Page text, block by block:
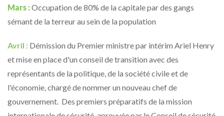
Mars :Occupation de 80% de la capitale par des gangs
sémant de la terreur au sein de la population
Avril : Démission du Premier ministre par intérim Ariel Henry
et mise en place d'un conseil de transition avec des
représentants de la politique, de la société civile et de
l'économie, chargé de nommer un nouveau chef de
gouvernement. Des premiers préparatifs de la mission